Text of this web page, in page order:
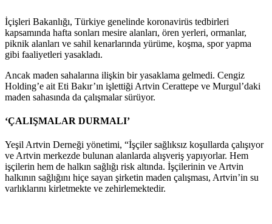
İçişleri Bakanlığı, Türkiye genelinde koronavirüs tedbirleri
kapsamında hafta sonları mesire alanları, ören yerleri, ormanlar,
piknik alanları ve sahil kenarlarında yürüme, koşma, spor yapma
gibi faaliyetleri yasakladı.
Ancak maden sahalarına ilişkin bir yasaklama gelmedi. Cengiz
Holding’e ait Eti Bakır’ın işlettiği Artvin Cerattepe ve Murgul’daki
maden sahasında da çalışmalar sürüyor.
‘ÇALIŞMALAR DURMALI’
Yeşil Artvin Derneği yönetimi, “İşçiler sağlıksız koşullarda çalışıyor
ve Artvin merkezde bulunan alanlarda alışveriş yapıyorlar. Hem
işçilerin hem de halkın sağlığı risk altında. İşçilerinin ve Artvin
halkının sağlığını hiçe sayan şirketin maden çalışması, Artvin’in su
varlıklarını kirletmekte ve zehirlemektedir.